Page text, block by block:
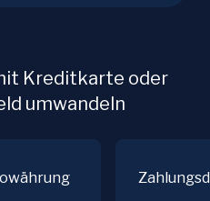
Kreditkarte oder
umwandeln